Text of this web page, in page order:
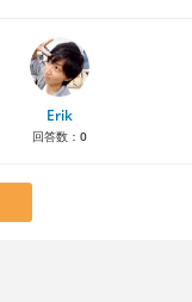
Erik
回答数： 0